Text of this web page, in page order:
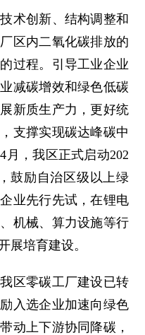
创新、结构调整和
区内二氧化碳排放的
过程。引导工业企业
减碳增效和绿色低碳
新质生产力，更好统
支撑实现碳达峰碳中
月，我区正式启动202
鼓励自治区级以上绿
业先行先试，在锂电
机械、算力设施等行
展培育建设。
零碳工厂建设已转
入选企业加速向绿色
动上下游协同降碳，